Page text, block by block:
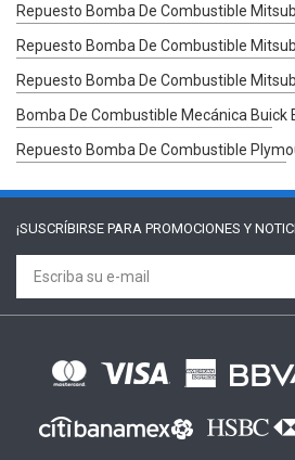
Repuesto Bomba De Combustible
Repuesto Bomba De Combustible
Repuesto Bomba De Combustible
Bomba De Combustible Mecánica Buick
Repuesto Bomba De Combustible
¡SUSCRÍBIRSE PARA PROMOCIONES Y